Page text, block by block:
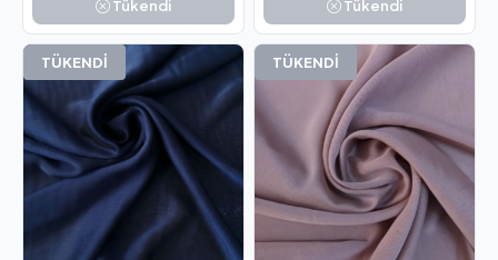
Tükendi Tükendi
TÜKENDİ TÜKENDİ